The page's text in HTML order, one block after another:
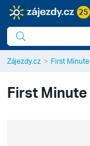
25
Zájezdy.cz First Minute
First Minute